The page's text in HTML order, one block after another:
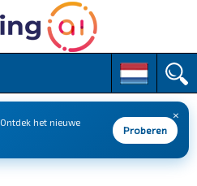
×
Ontdek het nieuwe
Proberen